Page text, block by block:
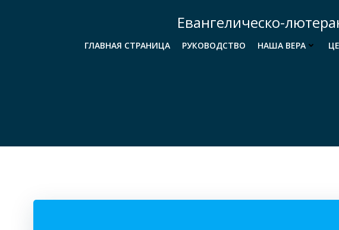
Евангелическо-
ГЛАВНАЯ СТРАНИЦА РУКОВОДСТВО НАША ВЕРА